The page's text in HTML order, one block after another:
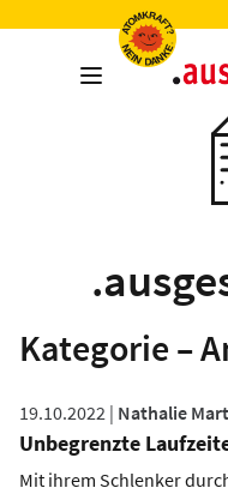
Kategorie –
19.10.2022 | Nathalie
Unbegrenzte
Mit ihrem Schlenker